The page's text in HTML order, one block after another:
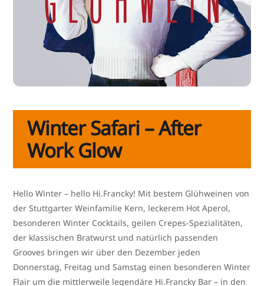
Winter Safari – After
Work Glow
Hello Winter – hel­lo Hi.Francky! Mit bes­tem Glühweinen von
der Stuttgarter Weinfamilie Kern, lecke­rem Hot Aperol,
beson­de­ren Winter Cocktails, gei­len Crepes-Spezialitäten,
der klas­si­schen Bratwurst und natür­lich pas­sen­den
Grooves brin­gen wir über den Dezember jeden
Donnerstag, Freitag und Samstag einen beson­de­ren Winter
Flair um die mitt­ler­wei­le legen­dä­re Hi.Francky Bar – in den